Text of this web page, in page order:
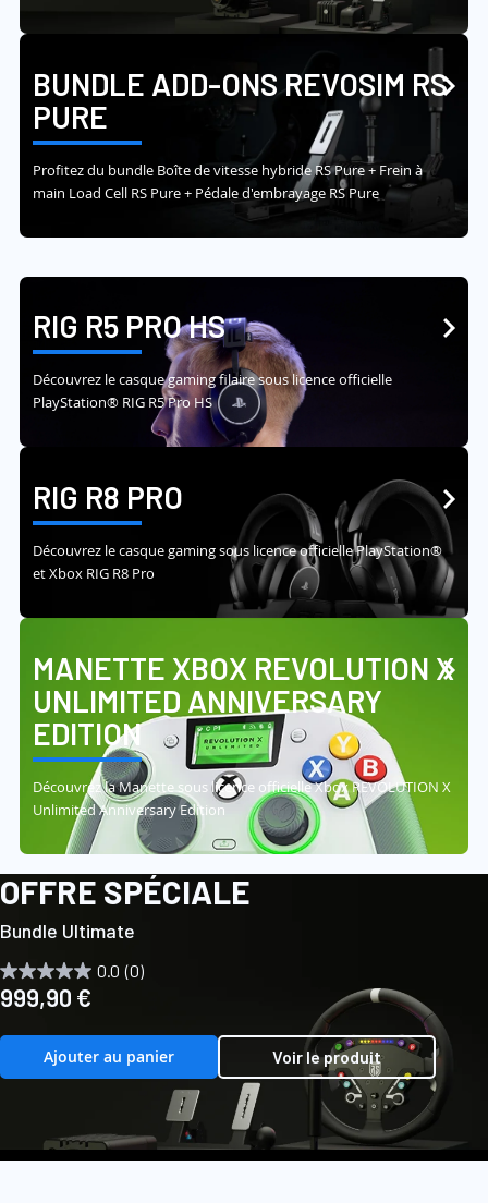
BUNDLE ADD-ONS REVOSIM RS
PURE
Profitez du bundle Boîte de vitesse hybride RS Pure + Frein à
main Load Cell RS Pure + Pédale d'embrayage RS Pure
RIG R5 PRO HS
Découvrez le casque gaming filaire sous licence officielle
PlayStation® RIG R5 Pro HS
RIG R8 PRO
Découvrez le casque gaming sous licence officielle PlayStation®
et Xbox RIG R8 Pro
MANETTE XBOX REVOLUTION X
UNLIMITED ANNIVERSARY
EDITION
Découvrez la Manette sous licence officielle Xbox REVOLUTION X
Unlimited Anniversary Edition
OFFRE SPÉCIALE
Bundle Ultimate
0.0 (0)
999,90 €
Ajouter au panier Voir le produit